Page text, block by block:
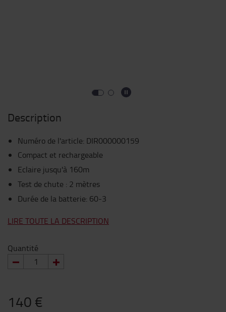
Description
Numéro de l'article: DIR000000159
Compact et rechargeable
Eclaire jusqu'à 160m
Test de chute : 2 mètres
Durée de la batterie: 60-3
LIRE TOUTE LA DESCRIPTION
Quantité
140 €